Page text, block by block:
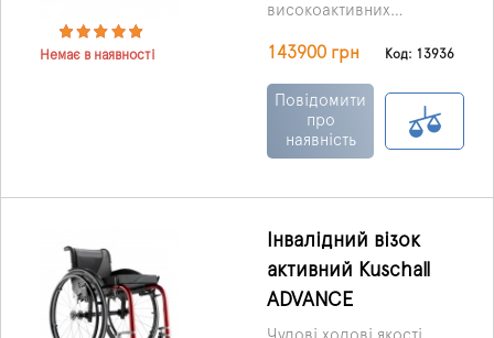
Немає в наявності
високоактивних
воліють відмінну якість,
естетичну красу та
максимальний
комфорт.
143900 грн Код: 13936
Повідомити
про
наявність
Інвалідний візок
активний Kuschall
ADVANCE